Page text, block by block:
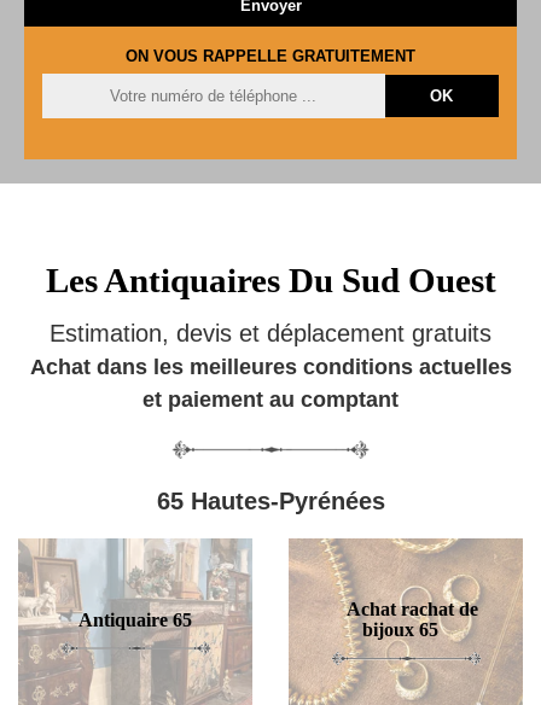
ON VOUS RAPPELLE GRATUITEMENT
Les Antiquaires Du Sud Ouest
Estimation, devis et déplacement gratuits
Achat dans les meilleures conditions actuelles
et paiement au comptant
65 Hautes-Pyrénées
Antiquaire 65
Achat rachat de
bijoux 65